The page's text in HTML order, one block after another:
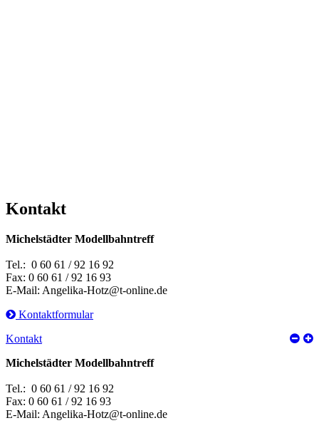
Kontakt
Michelstädter Modellbahntreff
Tel.: 0 60 61 / 92 16 92
Fax: 0 60 61 / 92 16 93
E-Mail: Angelika-Hotz@t-online.de
Kontaktformular
Kontakt
Michelstädter Modellbahntreff
Tel.: 0 60 61 / 92 16 92
Fax: 0 60 61 / 92 16 93
E-Mail: Angelika-Hotz@t-online.de